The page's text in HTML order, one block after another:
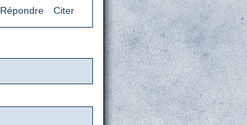
Répondre Citer